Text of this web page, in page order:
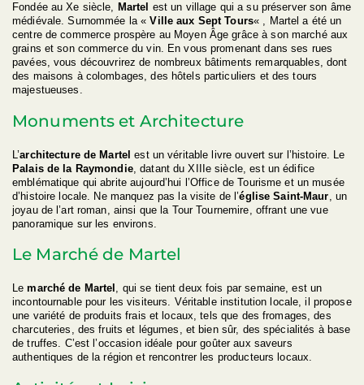
Fondée au Xe siècle, Martel est un village qui a su préserver son âme
médiévale. Surnommée la «Ville aux Sept Tours« , Martel a été un
centre de commerce prospère au Moyen Âge grâce à son marché aux
grains et son commerce du vin. En vous promenant dans ses rues
pavées, vous découvrirez de nombreux bâtiments remarquables, dont
des maisons à colombages, des hôtels particuliers et des tours
majestueuses.
Monuments et Architecture
L’architecture de Martel est un véritable livre ouvert sur l’histoire. Le
Palais de la Raymondie, datant du XIIIe siècle, est un édifice
emblématique qui abrite aujourd’hui l’Office de Tourisme et un musée
d’histoire locale. Ne manquez pas la visite de l’église Saint-Maur , un
joyau de l’art roman, ainsi que la Tour Tournemire, offrant une vue
panoramique sur les environs.
Le Marché de Martel
Lemarché de Martel , qui se tient deux fois par semaine, est un
incontournable pour les visiteurs. Véritable institution locale, il propose
une variété de produits frais et locaux, tels que des fromages, des
charcuteries, des fruits et légumes, et bien sûr, des spécialités à base
de truffes. C’est l’occasion idéale pour goûter aux saveurs
authentiques de la région et rencontrer les producteurs locaux.